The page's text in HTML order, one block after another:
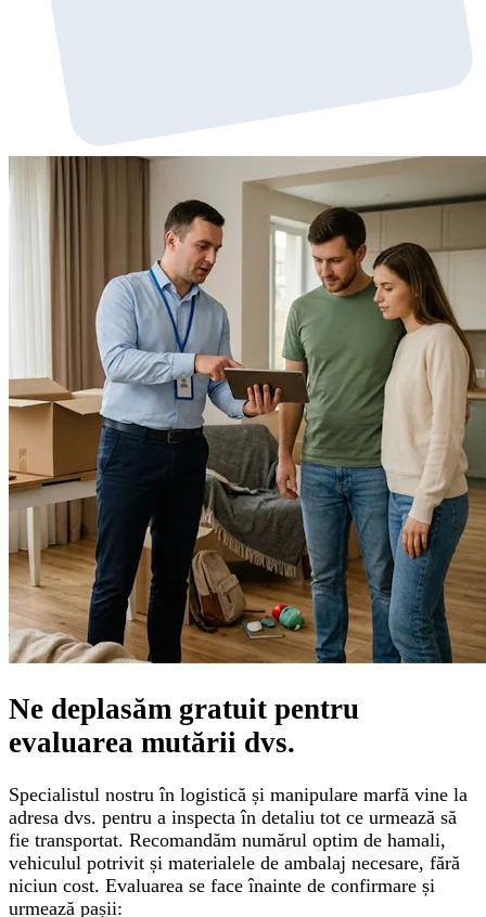
Ne deplasăm gratuit pentru
evaluarea mutării dvs.
Specialistul nostru în logistică și manipulare marfă vine la
adresa dvs. pentru a inspecta în detaliu tot ce urmează să
fie transportat. Recomandăm numărul optim de hamali,
vehiculul potrivit și materialele de ambalaj necesare, fără
niciun cost. Evaluarea se face înainte de confirmare și
urmează pașii: